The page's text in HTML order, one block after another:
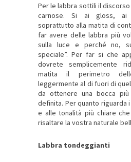
Per le labbra sottili il
carnose. Si ai gloss,
soprattutto alla matita di
far avere delle labbra più
sulla luce e perché no,
speciale”. Per far si che
dovrete semplicemente
matita il perimetro
leggermente al di fuori di
da ottenere una bocca
definita. Per quanto riguarda
e alle tonalità più chiare
risaltare la vostra naturale
Labbra tondeggianti